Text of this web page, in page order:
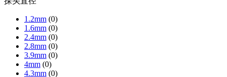
1.2mm (0)
1.6mm (0)
2.4mm (0)
2.8mm (0)
3.9mm (0)
4mm (0)
4.3mm (0)